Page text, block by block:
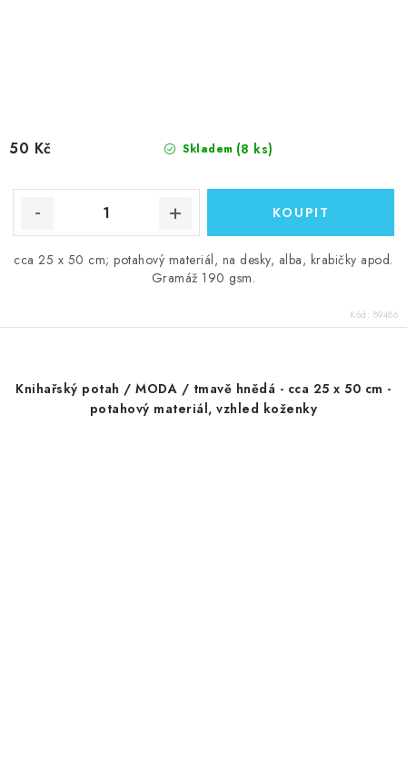
Skladem (8 ks)
50 Kč
cca 25 x 50 cm; potahový materiál, na desky, alba, krabičky apod.
Gramáž 190 gsm.
Kód: 89486
Knihařský potah / MODA / tmavě hnědá - cca 25 x 50 cm -
potahový materiál, vzhled koženky